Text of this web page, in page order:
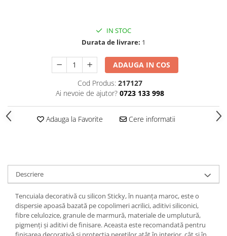
Oțel beton fasonat
Oțel beton neted
Panouri termoizolante
Plasă de gard sudată zincată
Plasă de gard împletită zincată
Plasă gard
Plasă împletită
Plasă de armare
IN STOC
Durata de livrare: 1
ADAUGA IN COS
Cod Produs: 217127
Ai nevoie de ajutor? 0723 133 998
Adauga la Favorite Cere informatii
Descriere
Tencuiala decorativă cu silicon Sticky, în nuanța maroc, este o
dispersie apoasă bazată pe copolimeri acrilici, aditivi siliconici,
fibre celulozice, granule de marmură, materiale de umplutură,
pigmenți și aditivi de finisare. Aceasta este recomandată pentru